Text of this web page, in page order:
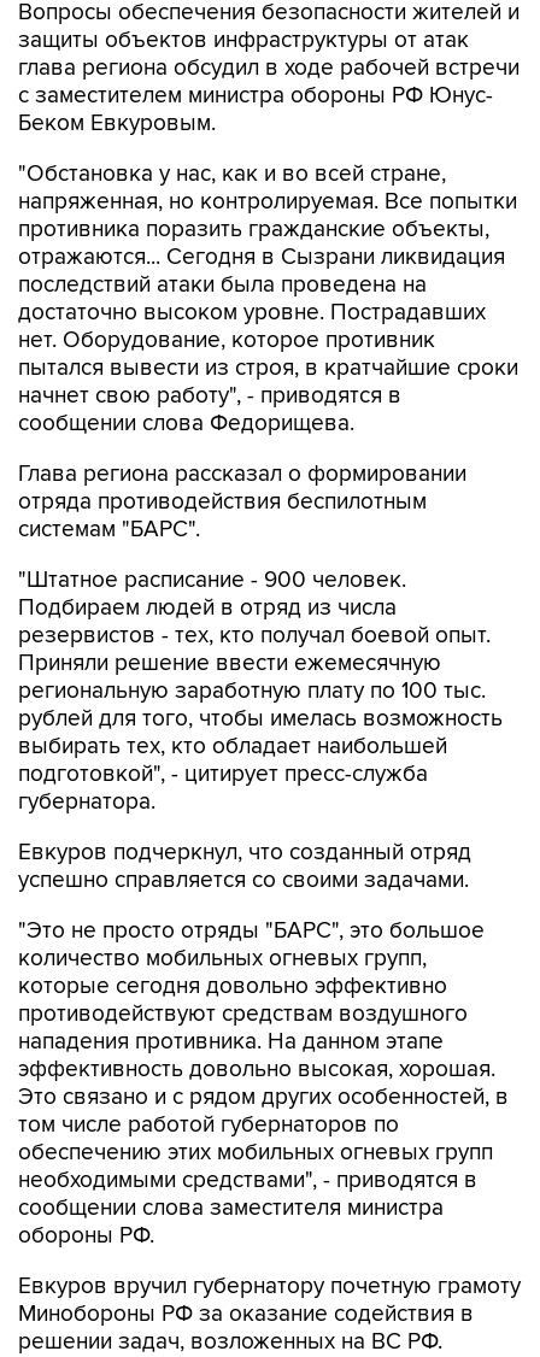
Вопросы обеспечения безопасности жителей и
защиты объектов инфраструктуры от атак
глава региона обсудил в ходе рабочей встречи
с заместителем министра обороны РФ Юнус-
Беком Евкуровым.
"Обстановка у нас, как и во всей стране,
напряженная, но контролируемая. Все попытки
противника поразить гражданские объекты,
отражаются... Сегодня в Сызрани ликвидация
последствий атаки была проведена на
достаточно высоком уровне. Пострадавших
нет. Оборудование, которое противник
пытался вывести из строя, в кратчайшие сроки
начнет свою работу", - приводятся в
сообщении слова Федорищева.
Глава региона рассказал о формировании
отряда противодействия беспилотным
системам "БАРС".
"Штатное расписание - 900 человек.
Подбираем людей в отряд из числа
резервистов - тех, кто получал боевой опыт.
Приняли решение ввести ежемесячную
региональную заработную плату по 100 тыс.
рублей для того, чтобы имелась возможность
выбирать тех, кто обладает наибольшей
подготовкой", - цитирует пресс-служба
губернатора.
Евкуров подчеркнул, что созданный отряд
успешно справляется со своими задачами.
"Это не просто отряды "БАРС", это большое
количество мобильных огневых групп,
которые сегодня довольно эффективно
противодействуют средствам воздушного
нападения противника. На данном этапе
эффективность довольно высокая, хорошая.
Это связано и с рядом других особенностей, в
том числе работой губернаторов по
обеспечению этих мобильных огневых групп
необходимыми средствами", - приводятся в
сообщении слова заместителя министра
обороны РФ.
Евкуров вручил губернатору почетную грамоту
Минобороны РФ за оказание содействия в
решении задач, возложенных на ВС РФ.